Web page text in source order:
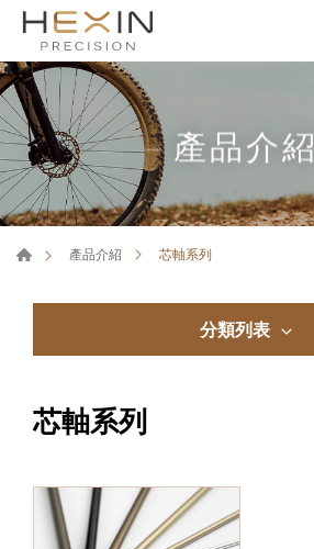
產品介紹
產品介紹 芯軸系列
分類列表
芯軸系列